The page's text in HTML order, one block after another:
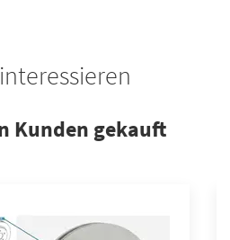
Kunden gekauft